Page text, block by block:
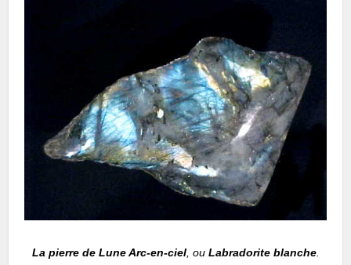
La pierre de Lune Arc-en-ciel, ou Labradorite blanche.